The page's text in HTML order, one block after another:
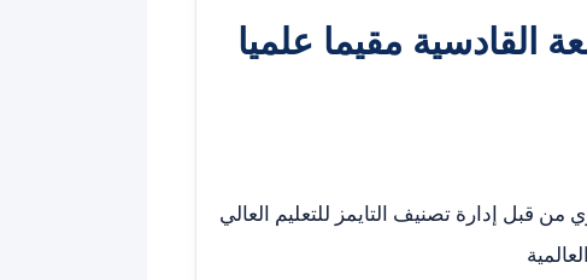
القادسية مقيما علميا
قبل إدارة تصنيف التايمز للتعليم العالي